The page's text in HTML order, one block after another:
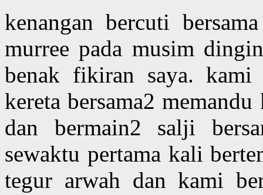
kenangan bercuti
murree pada musim
benak fikiran saya. kami
kereta bersama2
dan bermain2 salji
sewaktu pertama kali
tegur arwah dan kami